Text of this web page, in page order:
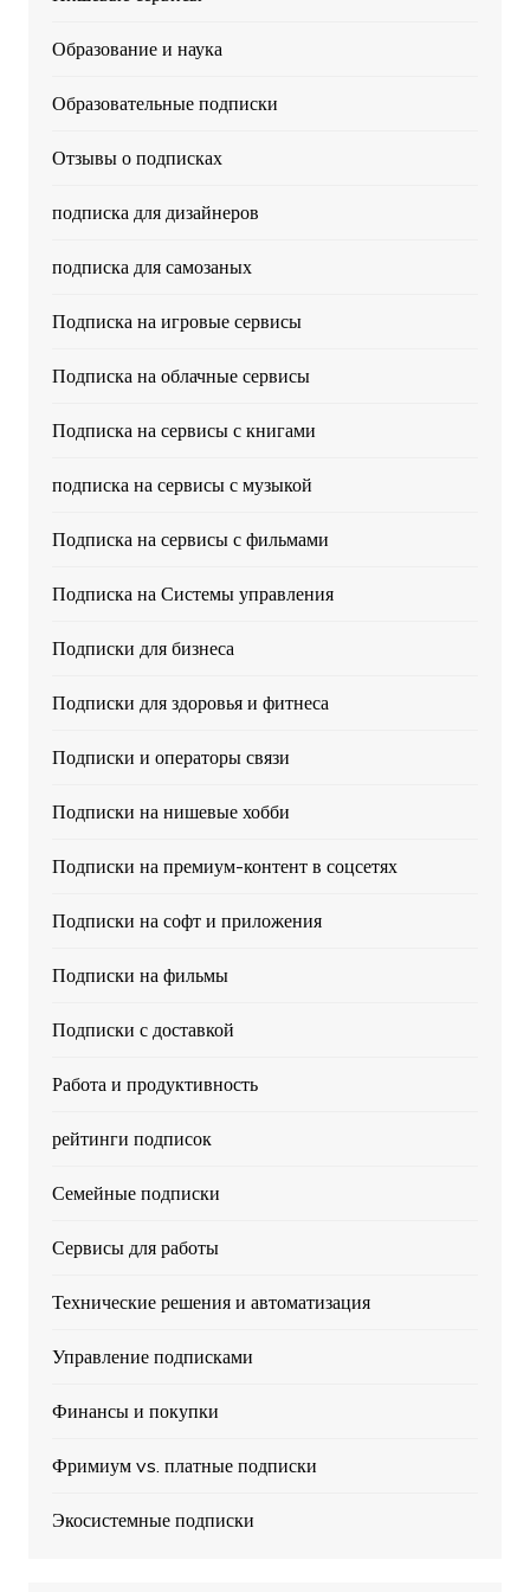
Образование и наука
Образовательные подписки
Отзывы о подписках
подписка для дизайнеров
подписка для самозаных
Подписка на игровые сервисы
Подписка на облачные сервисы
Подписка на сервисы с книгами
подписка на сервисы с музыкой
Подписка на сервисы с фильмами
Подписка на Системы управления
Подписки для бизнеса
Подписки для здоровья и фитнеса
Подписки и операторы связи
Подписки на нишевые хобби
Подписки на премиум-контент в соцсетях
Подписки на софт и приложения
Подписки на фильмы
Подписки с доставкой
Работа и продуктивность
рейтинги подписок
Семейные подписки
Сервисы для работы
Технические решения и автоматизация
Управление подписками
Финансы и покупки
Фримиум vs. платные подписки
Экосистемные подписки